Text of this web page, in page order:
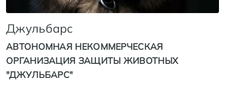
Джульбарс
АВТОНОМНАЯ НЕКОММЕРЧЕСКАЯ
ОРГАНИЗАЦИЯ ЗАЩИТЫ ЖИВОТНЫХ
"ДЖУЛЬБАРС"